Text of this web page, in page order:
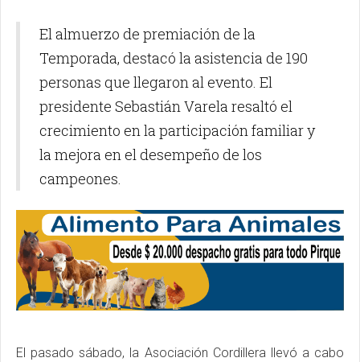
El almuerzo de premiación de la
Temporada, destacó la asistencia de 190
personas que llegaron al evento. El
presidente Sebastián Varela resaltó el
crecimiento en la participación familiar y
la mejora en el desempeño de los
campeones.
El pasado sábado, la Asociación Cordillera llevó a cabo